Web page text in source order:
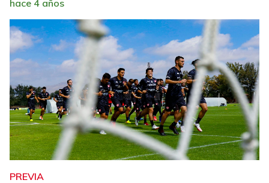
hace 4 años
PREVIA